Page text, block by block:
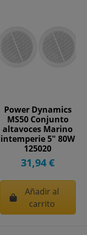
Power Dynamics
MS50 Conjunto
altavoces Marino
intemperie 5" 80W
125020
31,94 €
Añadir al
carrito